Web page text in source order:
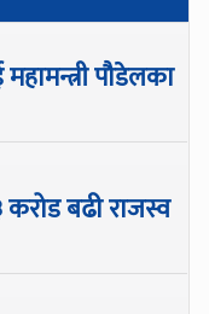
पौडेलका
करोड बढी राजस्व